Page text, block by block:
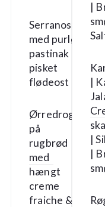
Serranoskinke
med purløg,
pastinak &
pisket
flødeost
Ørredrogn
på
rugbrød
med
hængt
creme
fraiche &
|
|
|
|